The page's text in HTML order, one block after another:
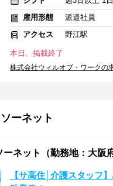
雇用形態
派遣社員
アクセス
野江駅
本日、掲載終了
株式会社ウィルオブ・ワークの
ーネット
ーネット（勤務地：大
【サ高住│介護スタッフ